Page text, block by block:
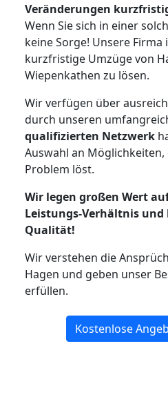
Veränderungen
Wenn Sie sich in einer
keine Sorge! Unsere Firma
kurzfristige Umzüge von
Wiepenkathen zu lösen.
Wir verfügen über
durch unseren
qualifizierten Netzwerk
Auswahl an Möglichkeiten,
Problem löst.
Wir legen großen Wert
Leistungs-Verhältnis
Qualität!
Wir verstehen die
Hagen und geben unser
erfüllen.
Kostenlose